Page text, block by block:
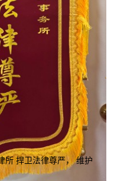
所 捍卫法律尊严， 维护